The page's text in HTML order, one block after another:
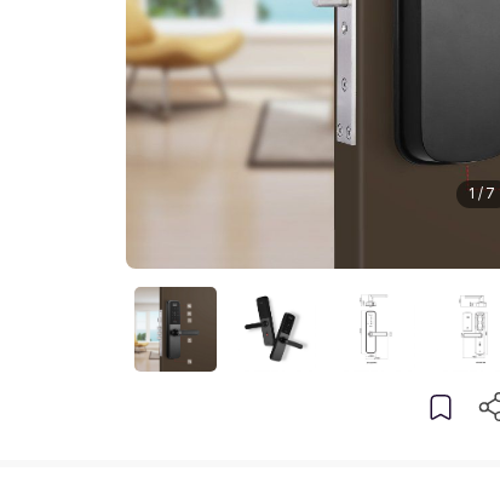
1 /7